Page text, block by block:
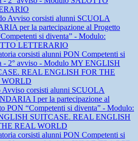
Avviso corsisti alunni SCUOLA
per la partecipazione al Progetto
si diventa” - Modulo:
LETTERARIO
corsisti alunni PON Competenti si
- 2° avviso - Modulo MY ENGLISH
REAL ENGLISH FOR THE
Avviso corsisti alunni SCUOLA
I per la partecipazione al
PON “Competenti si diventa” - Modulo:
SUITCASE. REAL ENGLISH
REAL WORLD
corsisti alunni PON Competenti si